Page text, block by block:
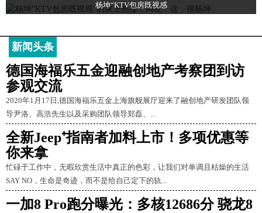
杨坤“KTV包房既视感
新闻头条
德国海福乐五金迎融创地产考察团到访
参观交流
2020年1月17日,德国海福乐五金上海旗舰展厅迎来了融创地产研发团队领
导尹洛、高浩先生以及采购团队领导郑磊、...
全新Jeep⁺指南者加料上市！多项优惠等
你来拿
忙碌于工作中，无暇欣赏生活中真正的色彩，让我们对单调且枯燥的生活
SAY NO，生命是奇迹，而不是给自己定下的轨...
一加8 Pro跑分曝光：多核12686分 骁龙8